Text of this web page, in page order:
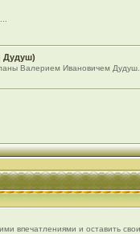
Дудуш)
Валерием Ивановичем Дудуш.
впечатлениями и оставить